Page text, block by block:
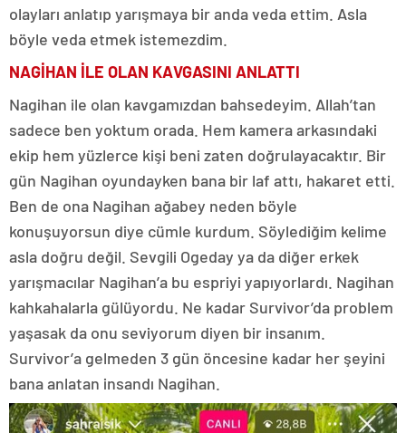
olayları anlatıp yarışmaya bir anda veda ettim. Asla
böyle veda etmek istemezdim.
NAGİHAN İLE OLAN KAVGASINI ANLATTI
Nagihan ile olan kavgamızdan bahsedeyim. Allah’tan
sadece ben yoktum orada. Hem kamera arkasındaki
ekip hem yüzlerce kişi beni zaten doğrulayacaktır. Bir
gün Nagihan oyundayken bana bir laf attı, hakaret etti.
Ben de ona Nagihan ağabey neden böyle
konuşuyorsun diye cümle kurdum. Söylediğim kelime
asla doğru değil. Sevgili Ogeday ya da diğer erkek
yarışmacılar Nagihan’a bu espriyi yapıyorlardı. Nagihan
kahkahalarla gülüyordu. Ne kadar Survivor’da problem
yaşasak da onu seviyorum diyen bir insanım.
Survivor’a gelmeden 3 gün öncesine kadar her şeyini
bana anlatan insandı Nagihan.